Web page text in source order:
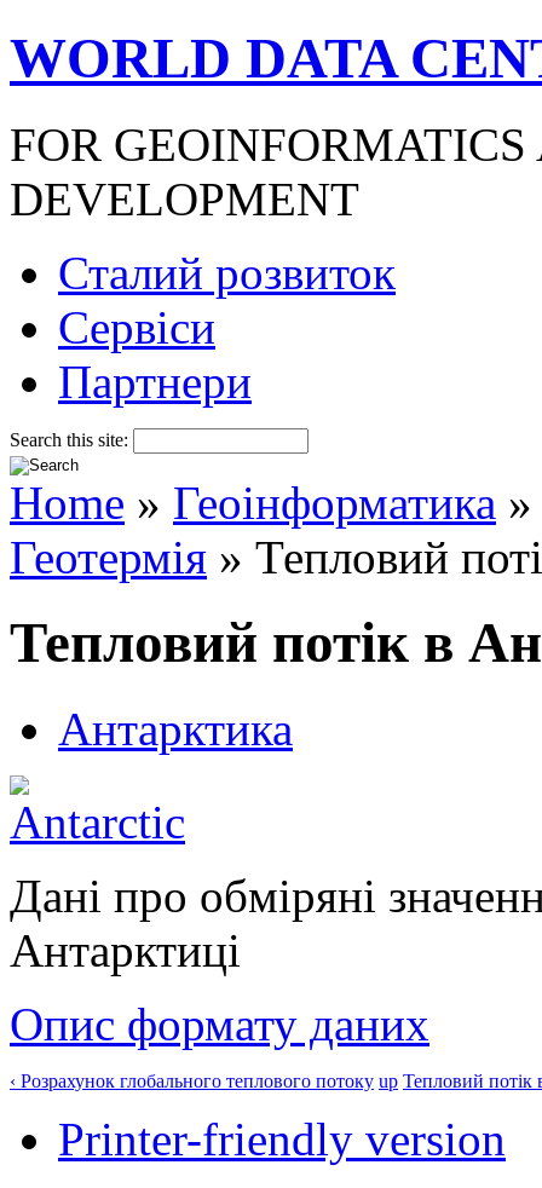
WORLD DATA
FOR
DEVELOPMENT
Сталий розвиток
Сервіси
Партнери
Search this site:
Home » Геоінформатика
Геотермія » Тепловий
Тепловий потік в
Антарктика
Дані про обміряні
Антарктиці
Опис формату даних
‹ Розрахунок глобального теплового потоку up Тепловий потік
Printer-friendly version